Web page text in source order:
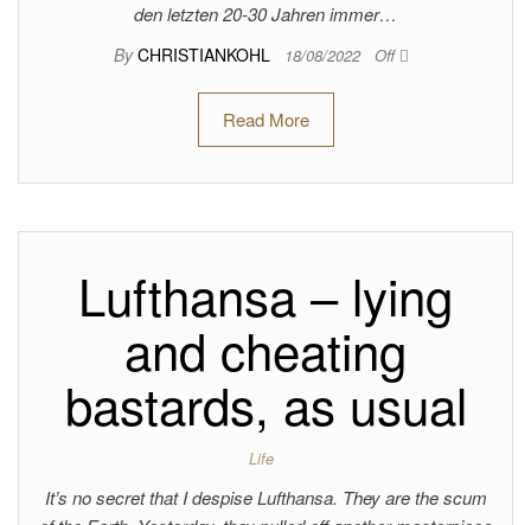
den letzten 20-30 Jahren immer…
By CHRISTIANKOHL 18/08/2022 Off
Read More
Lufthansa – lying
and cheating
bastards, as usual
Life
It’s no secret that I despise Lufthansa. They are the scum